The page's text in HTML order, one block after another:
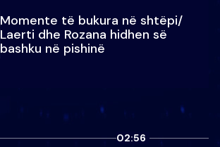
Momente të bukura në shtëpi/
Laerti dhe Rozana hidhen së
bashku në pishinë
02:56